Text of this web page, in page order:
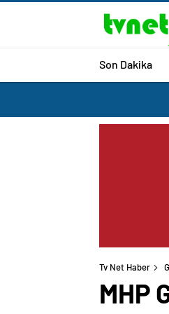
Son Dakika
Tv Net Haber
MHP